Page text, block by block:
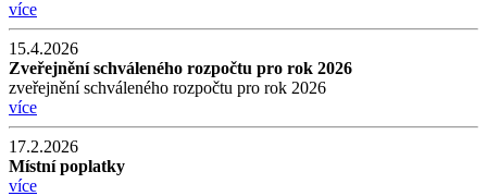
více
15.4.2026
Zveřejnění schváleného rozpočtu pro rok 2026
zveřejnění schváleného rozpočtu pro rok 2026
více
17.2.2026
Místní poplatky
více